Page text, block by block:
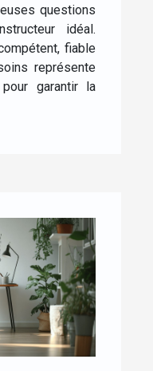
questions
idéal.
fiable
représente
garantir la